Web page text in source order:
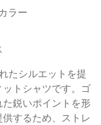
ラー
たシルエットを提
トシャツです。ゴ
鋭いポイントを形
するため、ストレ